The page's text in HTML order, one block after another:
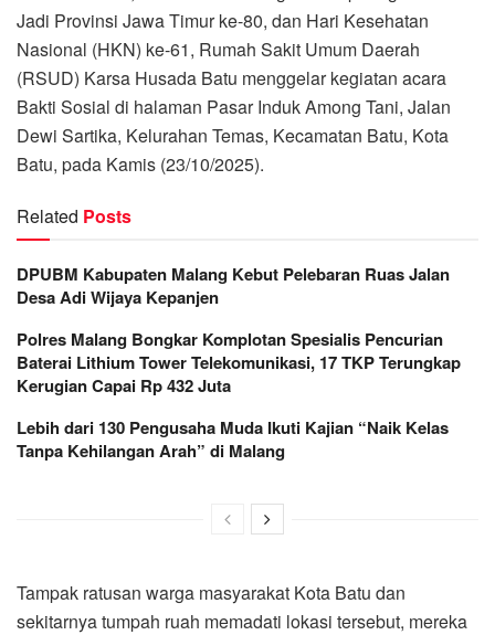
Jadi Provinsi Jawa Timur ke-80, dan Hari Kesehatan
Nasional (HKN) ke-61, Rumah Sakit Umum Daerah
(RSUD) Karsa Husada Batu menggelar kegiatan acara
Bakti Sosial di halaman Pasar Induk Among Tani, Jalan
Dewi Sartika, Kelurahan Temas, Kecamatan Batu, Kota
Batu, pada Kamis (23/10/2025).
Related Posts
DPUBM Kabupaten Malang Kebut Pelebaran Ruas Jalan
Desa Adi Wijaya Kepanjen
Polres Malang Bongkar Komplotan Spesialis Pencurian
Baterai Lithium Tower Telekomunikasi, 17 TKP Terungkap
Kerugian Capai Rp 432 Juta
Lebih dari 130 Pengusaha Muda Ikuti Kajian “Naik Kelas
Tanpa Kehilangan Arah” di Malang
Tampak ratusan warga masyarakat Kota Batu dan
sekitarnya tumpah ruah memadati lokasi tersebut, mereka